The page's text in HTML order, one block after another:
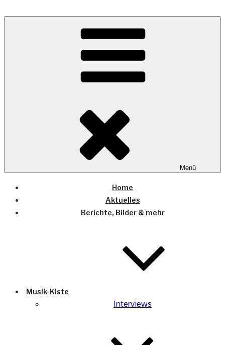
COUNTRYHOME
Wo die (Country-) Musik Zuhause ist
Menü
Home
Aktuelles
Berichte, Bilder & mehr
Musik-Kiste
Interviews